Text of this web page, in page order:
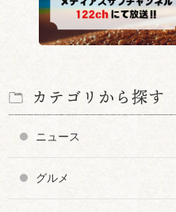
カテゴリから探す
ニュース
グルメ